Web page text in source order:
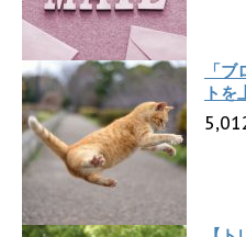
「
ト